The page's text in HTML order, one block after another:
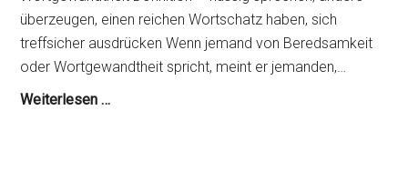
überzeugen, einen reichen Wortschatz haben, sich
treffsicher ausdrücken Wenn jemand von Beredsamkeit
oder Wortgewandtheit spricht, meint er jemanden,…
Weiterlesen …Wortgewandtheit